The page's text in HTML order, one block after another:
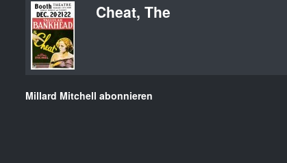
Cheat, The
Millard Mitchell abonnieren